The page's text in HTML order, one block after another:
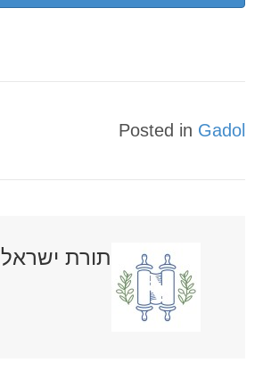
Posted in Gadol
תורת ישראל